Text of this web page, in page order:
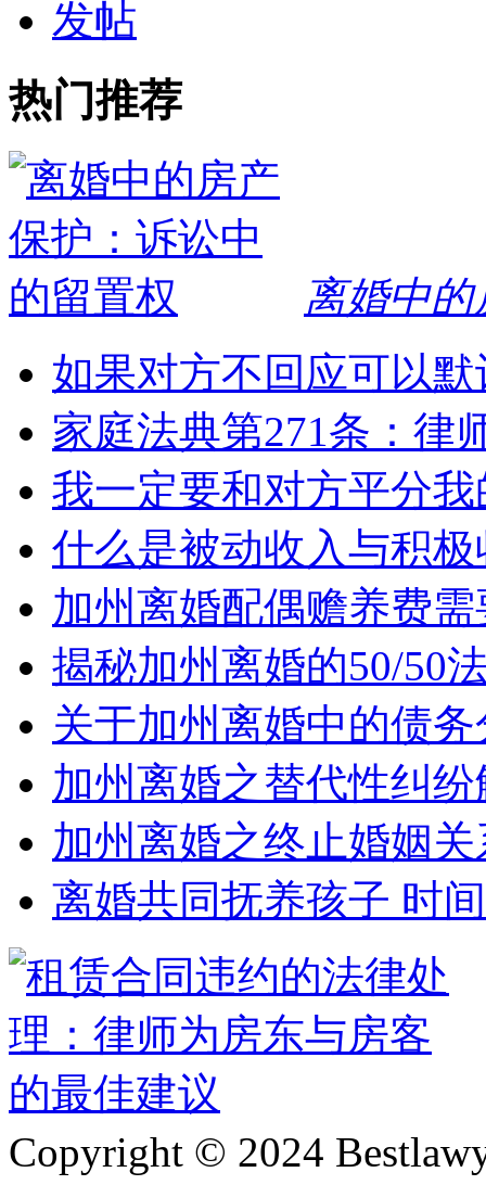
发帖
热门推荐
离婚中
如果对方不回应可以
家庭法典第271条：律
我一定要和对方平分
什么是被动收入与积
加州离婚配偶赡养费
揭秘加州离婚的50/50
关于加州离婚中的债
加州离婚之替代性纠
加州离婚之终止婚姻关
离婚共同抚养孩子 时
Copyright © 2024